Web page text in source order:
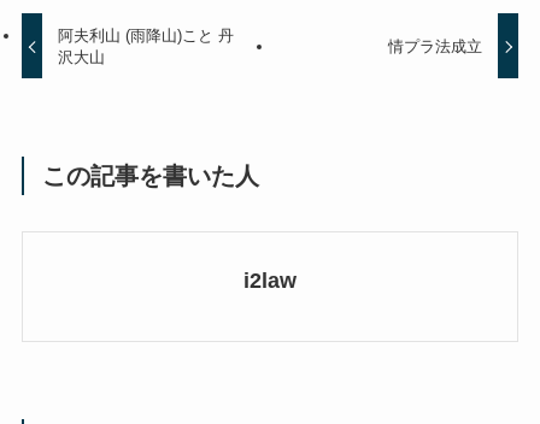
阿夫利山 (雨降山)こと 丹
沢大山
情プラ法成立
この記事を書いた人
i2law